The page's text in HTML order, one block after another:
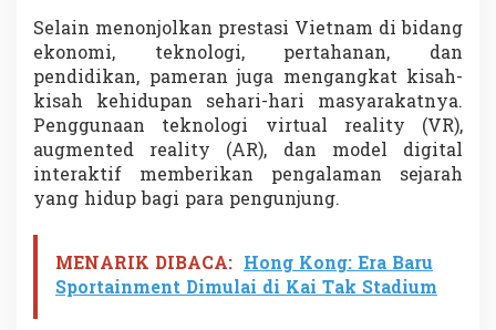
k
s
h
i
i
s
i
T
e
e
s
Selain menonjolkan prestasi Vietnam di bidang
ekonomi, teknologi, pertahanan, dan
pendidikan, pameran juga mengangkat kisah-
kisah kehidupan sehari-hari masyarakatnya.
Penggunaan teknologi virtual reality (VR),
augmented reality (AR), dan model digital
interaktif memberikan pengalaman sejarah
yang hidup bagi para pengunjung.
MENARIK DIBACA: Hong Kong: Era Baru
Sportainment Dimulai di Kai Tak Stadium